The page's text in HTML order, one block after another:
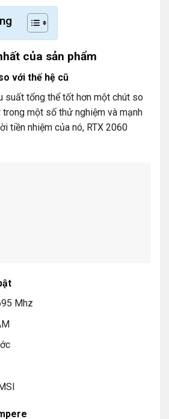
của sản phẩm
với thế hệ cũ
suất tổng thể tốt hơn một chút so
trong một số thử nghiệm và mạnh
tiền nhiệm của nó, RTX 2060
Mhz